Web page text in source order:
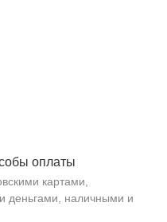
оплаты
картами,
деньгами, наличными и